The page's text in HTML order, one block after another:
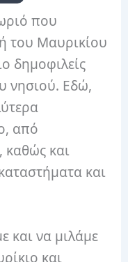
που
του Μαυρικίου
δημοφιλείς
νησιού. Εδώ,
από
καθώς και
και
και να μιλάμε
και